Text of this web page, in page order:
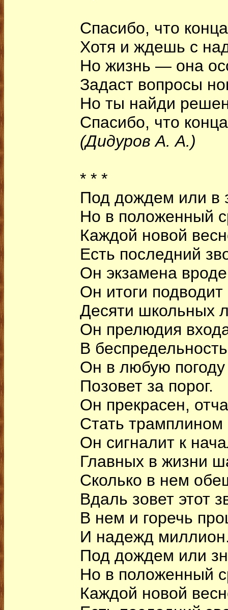
Спасибо, что
Хотя и ждешь с
Но жизнь — она
Задаст вопросы
Но ты найди
Спасибо, что
(Дидуров А. А.)
* * *
Под дождем или в
Но в положенный
Каждой новой
Есть последний
Он экзамена
Он итоги подводит
Десяти школьных
Он прелюдия
В
Он в любую погоду
Позовет за порог.
Он прекрасен,
Стать трамплином
Он сигналит к
Главных в жизни
Сколько в нем
Вдаль зовет этот
В нем и горечь
И надежд
Под дождем или
Но в положенный
Каждой новой